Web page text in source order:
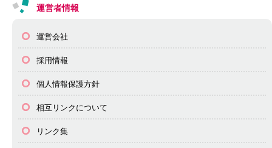
運営者情報
運営会社
採用情報
個人情報保護方針
相互リンクについて
リンク集